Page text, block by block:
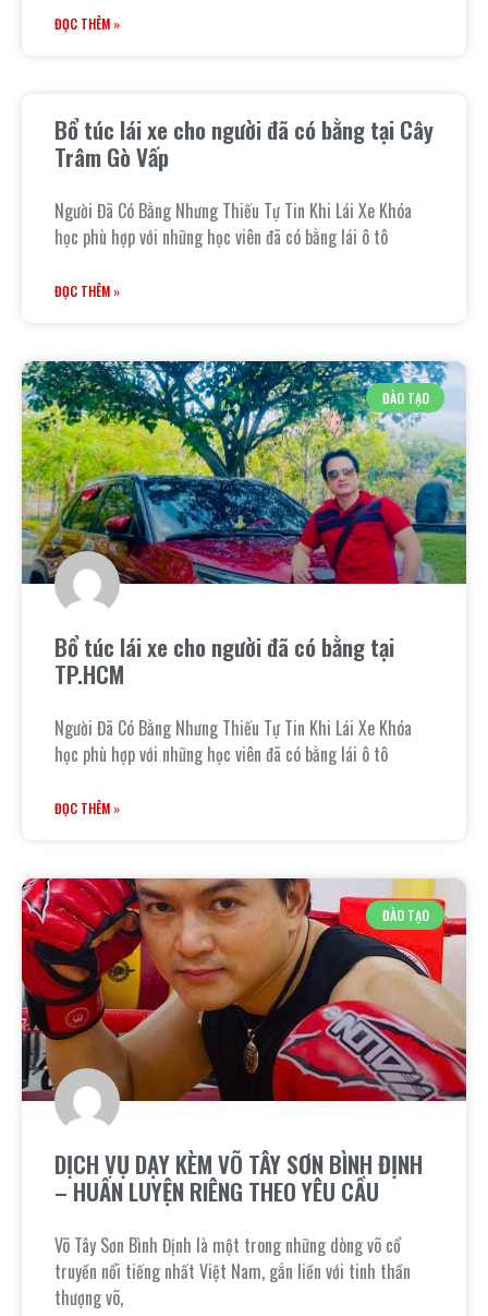
ĐỌC THÊM »
Bổ túc lái xe cho người đã có bằng tại Cây
Trâm Gò Vấp
Người Đã Có Bằng Nhưng Thiếu Tự Tin Khi Lái Xe Khóa
học phù hợp với những học viên đã có bằng lái ô tô
ĐỌC THÊM »
ĐÀO TẠO
Bổ túc lái xe cho người đã có bằng tại
TP.HCM
Người Đã Có Bằng Nhưng Thiếu Tự Tin Khi Lái Xe Khóa
học phù hợp với những học viên đã có bằng lái ô tô
ĐỌC THÊM »
ĐÀO TẠO
DỊCH VỤ DẠY KÈM VÕ TÂY SƠN BÌNH ĐỊNH
– HUẤN LUYỆN RIÊNG THEO YÊU CẦU
Võ Tây Sơn Bình Định là một trong những dòng võ cổ
truyền nổi tiếng nhất Việt Nam, gắn liền với tinh thần
thượng võ,